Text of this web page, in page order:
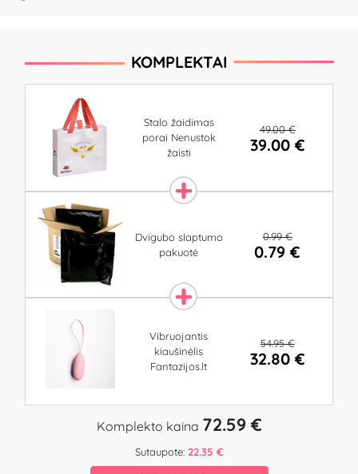
KOMPLEKTAI
Stalo žaidimas
porai Nenustok
žaisti
49.00 €
39.00 €
Dvigubo slaptumo
pakuotė
0.99 €
0.79 €
Vibruojantis
kiaušinėlis
Fantazijos.lt
54.95 €
32.80 €
Komplekto kaina 72.59 €
Sutaupote: 22.35 €